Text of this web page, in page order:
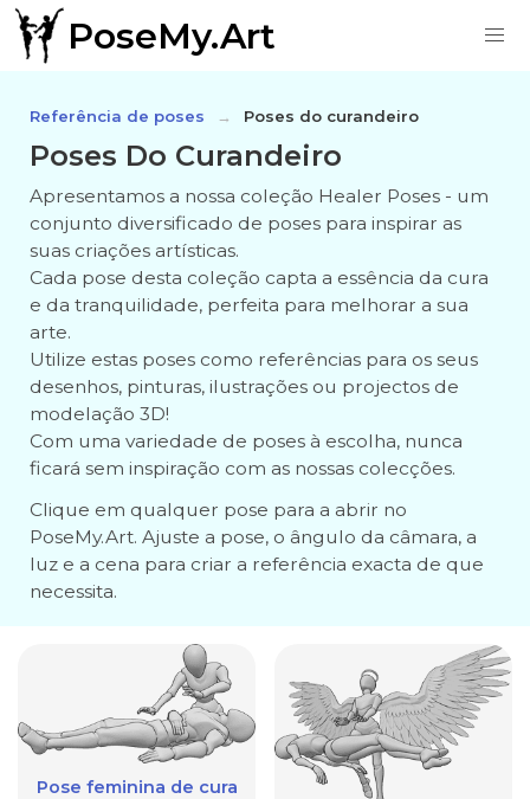
PoseMy.Art
Referência de poses Poses do curandeiro
Poses Do Curandeiro
Apresentamos a nossa coleção Healer Poses - um
conjunto diversificado de poses para inspirar as
suas criações artísticas.
Cada pose desta coleção capta a essência da cura
e da tranquilidade, perfeita para melhorar a sua
arte.
Utilize estas poses como referências para os seus
desenhos, pinturas, ilustrações ou projectos de
modelação 3D!
Com uma variedade de poses à escolha, nunca
ficará sem inspiração com as nossas colecções.
Clique em qualquer pose para a abrir no
PoseMy.Art. Ajuste a pose, o ângulo da câmara, a
luz e a cena para criar a referência exacta de que
necessita.
Pose feminina de cura